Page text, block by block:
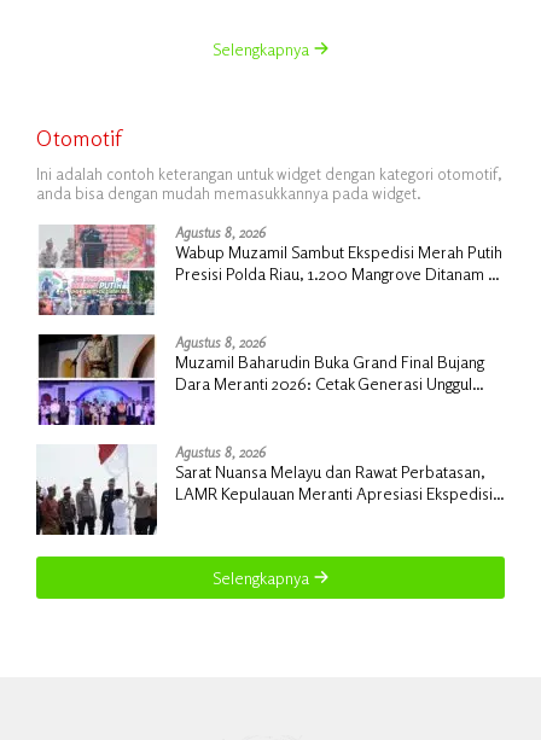
Selengkapnya
Otomotif
Ini adalah contoh keterangan untuk widget dengan kategori otomotif,
anda bisa dengan mudah memasukkannya pada widget.
Agustus 8, 2026
Wabup Muzamil Sambut Ekspedisi Merah Putih
Presisi Polda Riau, 1.200 Mangrove Ditanam di
Agustus 8, 2026
Muzamil Baharudin Buka Grand Final Bujang
Dara Meranti 2026: Cetak Generasi Unggul
Agustus 8, 2026
Sarat Nuansa Melayu dan Rawat Perbatasan,
LAMR Kepulauan Meranti Apresiasi Ekspedisi
Selengkapnya